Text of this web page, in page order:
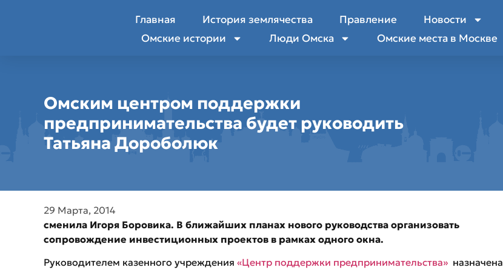
Главная История землячества Правление
Новости
Омские истории
Люди Омска Омские места в Москве
Омским центром поддержки
предпринимательства будет руководить
Татьяна Дороболюк
29 Марта, 2014
сменила Игоря Боровика. В ближайших планах нового руководства организовать
сопровождение инвестиционных проектов в рамках одного окна.
Руководителем казенного учреждения «Центр поддержки предпринимательства» назначена